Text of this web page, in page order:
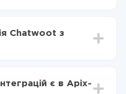
передаватися з
У середньому
Chatwoot з
даних, які за фактом
є в Apix-